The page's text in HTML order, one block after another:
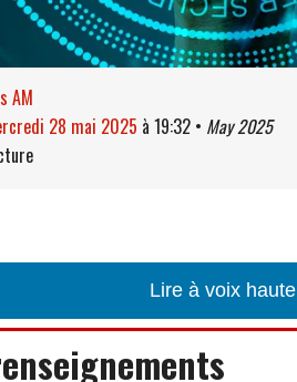
AM
28 mai 2025 à 19:32 • May 2025
Lire à voix haute